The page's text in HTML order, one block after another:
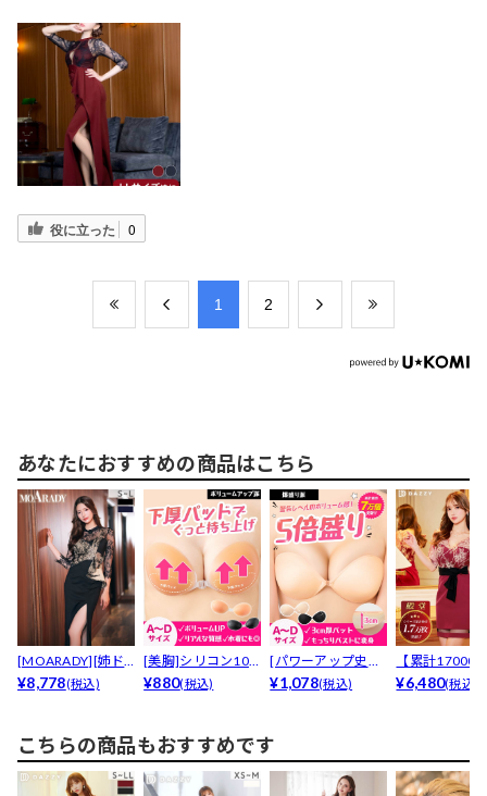
役に立った 0
​1 ​2
あなたにおすすめの商品はこちら
[MOARADY][姉ド
レス]素肌透け...
¥8,778(税込)
[美胸]シリコン10
0％下厚プッシュ
¥880(税込)
[パワーアップ史上
最強5倍盛りアップ
¥1,078(税込)
【累計17000
売】トップス
¥6,480(税込)
こちらの商品もおすすめです